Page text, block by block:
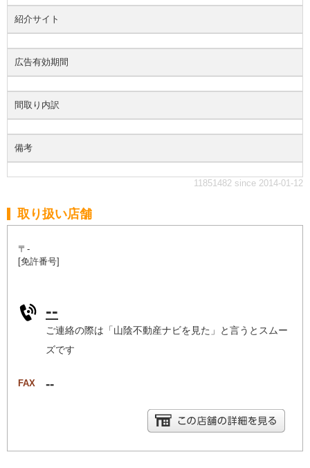
紹介サイト
広告有効期間
間取り内訳
備考
11851482 since 2014-01-12
取り扱い店舗
〒-
[免許番号]
--
ご連絡の際は「山陰不動産ナビを見た」と言うとスムー
ズです
FAX --